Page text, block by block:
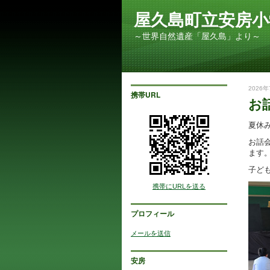
屋久島町立安房
～世界自然遺産「屋久島」よ
携帯URL
携帯にURLを送る
プロフィール
メールを送信
安房
2026年
お
夏休
お話
ます
子ど